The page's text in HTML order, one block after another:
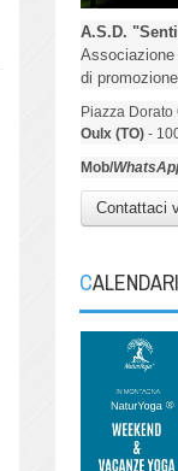
A.S.D.
di
Piazza Dorato
Oulx (TO)-
Mob/
Contattaci